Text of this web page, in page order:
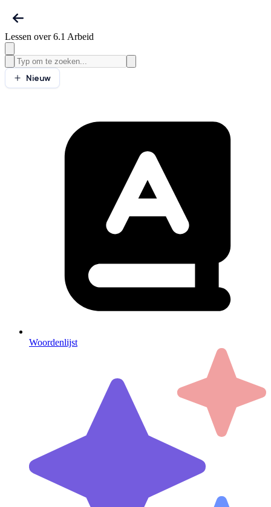
Lessen over 6.1 Arbeid
Nieuw
Woordenlijst